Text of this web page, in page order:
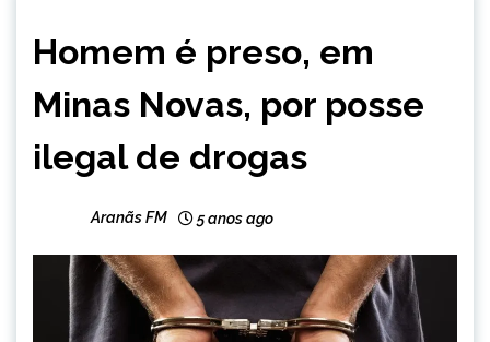
MINAS
NOTÍCIAS
Homem é preso, em
Minas Novas, por posse
ilegal de drogas
Aranãs FM 5 anos ago